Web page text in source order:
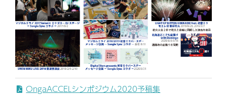
OngaACCELシンポジウム2020予稿集